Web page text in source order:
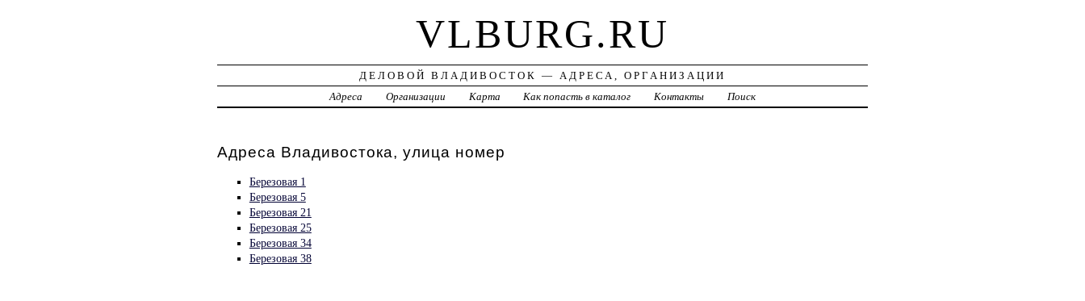
VLBURG.RU
ДЕЛОВОЙ ВЛАДИВОСТОК — АДРЕСА, ОРГАНИЗАЦИИ
Адреса
Организации Карта Как попасть в каталог Контакты Поиск
Адреса Владивостока, улица номер
Березовая 1
Березовая 5
Березовая 21
Березовая 25
Березовая 34
Березовая 38